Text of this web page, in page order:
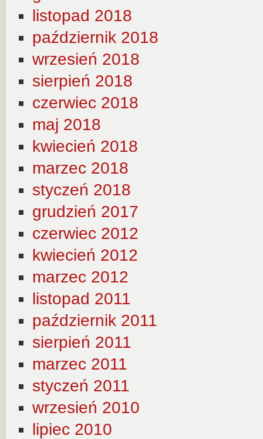
listopad 2018
październik 2018
wrzesień 2018
sierpień 2018
czerwiec 2018
maj 2018
kwiecień 2018
marzec 2018
styczeń 2018
grudzień 2017
czerwiec 2012
kwiecień 2012
marzec 2012
listopad 2011
październik 2011
sierpień 2011
marzec 2011
styczeń 2011
wrzesień 2010
lipiec 2010